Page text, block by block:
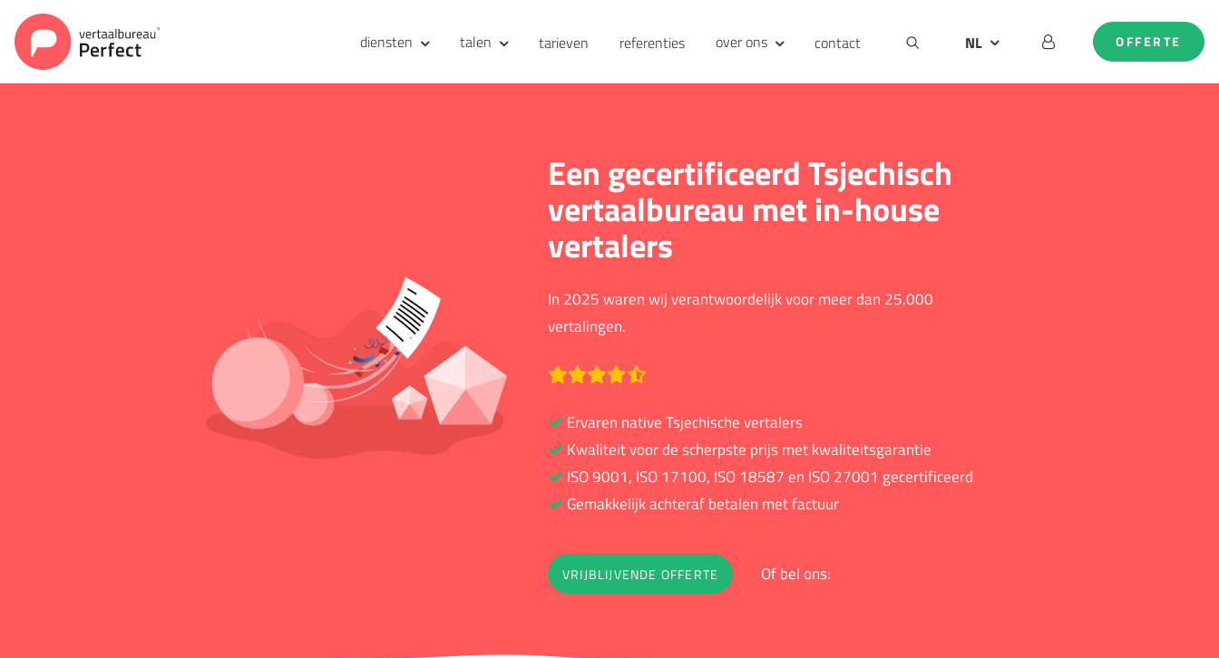
diensten talen tarieven referenties over ons contact
NL
OFFERTE
Een gecertificeerd Tsjechisch
vertaalbureau met in-house
vertalers
In 2025 waren wij verantwoordelijk voor meer dan 25.000
vertalingen.
Ervaren native Tsjechische vertalers
Kwaliteit voor de scherpste prijs met kwaliteitsgarantie
ISO 9001, ISO 17100, ISO 18587 en ISO 27001 gecertificeerd
Gemakkelijk achteraf betalen met factuur
VRIJBLIJVENDE OFFERTE Of bel ons: